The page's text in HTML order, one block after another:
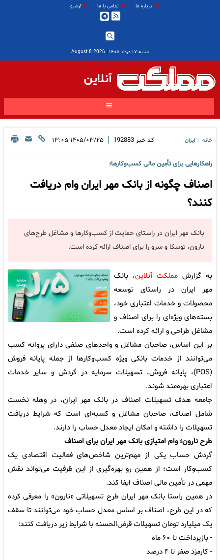
درباره ما تماس با ما آرشیو
شنبه ۱۷ مرداد ۱۴۰۵ |
2026 August 8
آنلاین
خانه ایران کد خبر 192883
| ۱۴۰۵/۰۳/۲۵ ۱۳:۰۵
راهکارهایی برای تأمین مالی کسب‌وکارها؛
اصناف چگونه از بانک مهر ایران وام دریافت
کنند؟
بانک مهر ایران در راستای حمایت از کسب‌وکارها و مشاغل طرح‌های
نارون، توسکا و سرو را برای اصناف ارائه کرده است.
به گزارش مملکت آنلاین، بانک
مهر ایران در راستای توسعه
محصولات و خدمات اعتباری خود،
بسته‌های ویژه‌ای را برای اصناف و
مشاغل طراحی و ارائه کرده است.
بر این اساس، صاحبان مشاغل و واحدهای صنفی دارای پروانه کسب
می‌توانند از خدمات بانکی ویژه کسب‌وکارها از جمله پایانه فروش
(POS)، پایانه فروش، تسهیلات سرمایه در گردش و سایر خدمات
اعتباری بهره‌مند شوند.
جامعه هدف تسهیلات اصناف در بانک مهر ایران، در وهله نخست
شامل اصناف، صاحبان مشاغل و کسبه‌ای است که شرایط دریافت
تسهیلات را داشته و امکان ایجاد معدل حساب را دارند.
طرح نارون؛ وام امتیازی بانک مهر ایران برای اصناف
گردش حساب یکی از مهم‌ترین شاخص‌های فعالیت اقتصادی یک
کسب‌وکار است؛ از همین رو بهره‌گیری از این ظرفیت می‌تواند نقش
مهمی در تأمین مالی اصناف ایفا کند.
در همین راستا بانک مهر ایران طرح تسهیلاتی «نارون» را معرفی کرده
که در این طرح، اصناف بر اساس معدل حساب خود می‌توانند تا سقف
یک میلیارد تومان تسهیلات قرض‌الحسنه با شرایط زیر دریافت کنند:
- بازپرداخت تا ۶۰ ماه
- کارمزد صفر تا ۴ درصد